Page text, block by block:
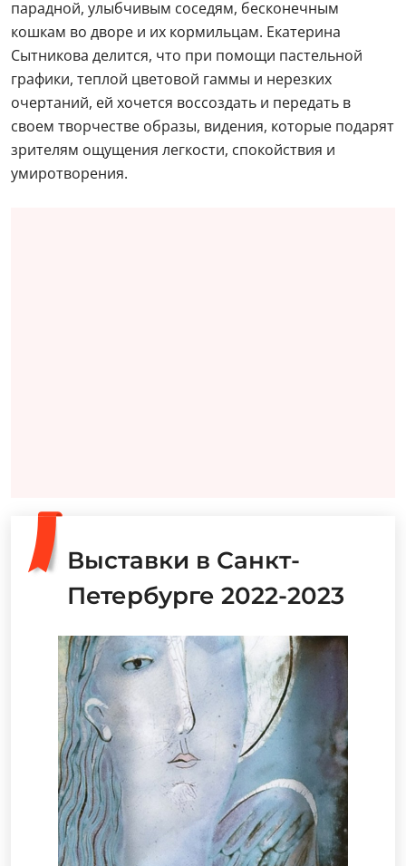
парадной, улыбчивым соседям, бесконечным
кошкам во дворе и их кормильцам. Екатерина
Сытникова делится, что при помощи пастельной
графики, теплой цветовой гаммы и нерезких
очертаний, ей хочется воссоздать и передать в
своем творчестве образы, видения, которые подарят
зрителям ощущения легкости, спокойствия и
умиротворения.
Выставки в Санкт-
Петербурге 2022-2023